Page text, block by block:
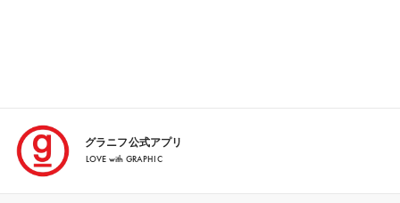
グラニフ公式アプリ
LOVE with GRAPHIC